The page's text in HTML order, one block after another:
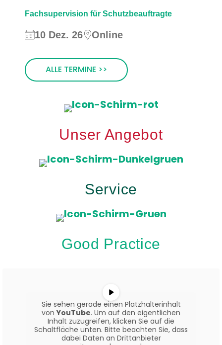
Fachsupervision für Schutzbeauftragte
10 Dez. 26 Online
ALLE TERMINE >>
Unser Angebot
Service
Good Practice
Sie sehen gerade einen Platzhalterinhalt
vonYouTube. Um auf den eigentlichen
Inhalt zuzugreifen, klicken Sie auf die
Schaltfläche unten. Bitte beachten Sie, dass
dabei Daten an Drittanbieter